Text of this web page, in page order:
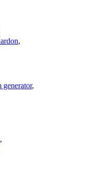
,
generator,
,